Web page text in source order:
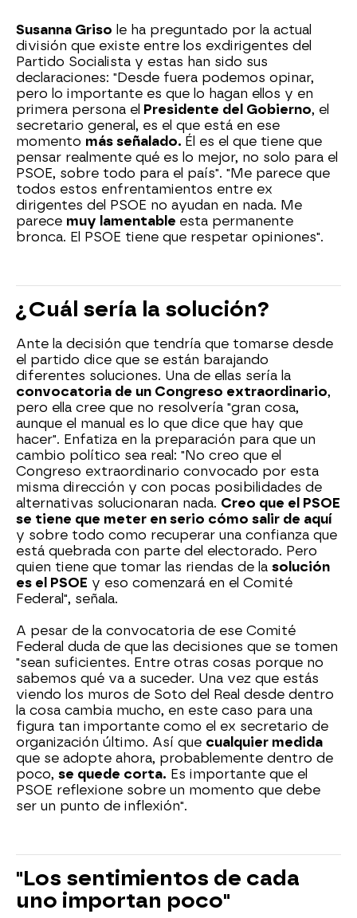
Susanna Griso le ha preguntado por la actual
división que existe entre los exdirigentes del
Partido Socialista y estas han sido sus
declaraciones: "Desde fuera podemos opinar,
pero lo importante es que lo hagan ellos y en
primera persona el Presidente del Gobierno, el
secretario general, es el que está en ese
momento más señalado. Él es el que tiene que
pensar realmente qué es lo mejor, no solo para el
PSOE, sobre todo para el país". "Me parece que
todos estos enfrentamientos entre ex
dirigentes del PSOE no ayudan en nada. Me
parece muy lamentable esta permanente
bronca. El PSOE tiene que respetar opiniones".
¿Cuál sería la solución?
Ante la decisión que tendría que tomarse desde
el partido dice que se están barajando
diferentes soluciones. Una de ellas sería la
convocatoria de un Congreso extraordinario,
pero ella cree que no resolvería "gran cosa,
aunque el manual es lo que dice que hay que
hacer". Enfatiza en la preparación para que un
cambio político sea real: "No creo que el
Congreso extraordinario convocado por esta
misma dirección y con pocas posibilidades de
alternativas solucionaran nada. Creo que el PSOE
se tiene que meter en serio cómo salir de aquí
y sobre todo como recuperar una confianza que
está quebrada con parte del electorado. Pero
quien tiene que tomar las riendas de la solución
es el PSOE y eso comenzará en el Comité
Federal", señala.
A pesar de la convocatoria de ese Comité
Federal duda de que las decisiones que se tomen
"sean suficientes. Entre otras cosas porque no
sabemos qué va a suceder. Una vez que estás
viendo los muros de Soto del Real desde dentro
la cosa cambia mucho, en este caso para una
figura tan importante como el ex secretario de
organización último. Así que cualquier medida
que se adopte ahora, probablemente dentro de
poco, se quede corta. Es importante que el
PSOE reflexione sobre un momento que debe
ser un punto de inflexión".
"Los sentimientos de cada
uno importan poco"